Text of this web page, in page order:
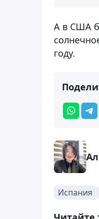
А в США
году.
Испания